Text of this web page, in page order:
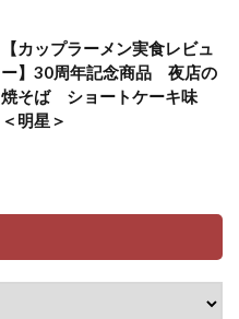
【カップラーメン実食レビュ
ー】30周年記念商品 夜店の
焼そば ショートケーキ味
＜明星＞